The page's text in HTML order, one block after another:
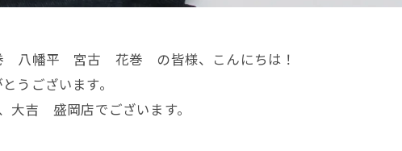
幡平 宮古 花巻 の皆様、こんにちは！
うございます。
大吉 盛岡店でございます。